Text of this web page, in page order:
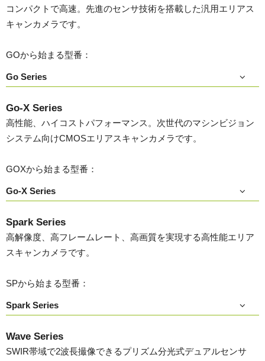
コンパクトで高速。先進のセンサ技術を搭載した汎用エリアス
キャンカメラです。
GOから始まる型番：
Go Series
Go-X Series
高性能、ハイコストパフォーマンス。次世代のマシンビジョン
システム向けCMOSエリアスキャンカメラです。
GOXから始まる型番：
Go-X Series
Spark Series
高解像度、高フレームレート、高画質を実現する高性能エリア
スキャンカメラです。
SPから始まる型番：
Spark Series
Wave Series
SWIR帯域で2波長撮像できるプリズム分光式デュアルセンサ